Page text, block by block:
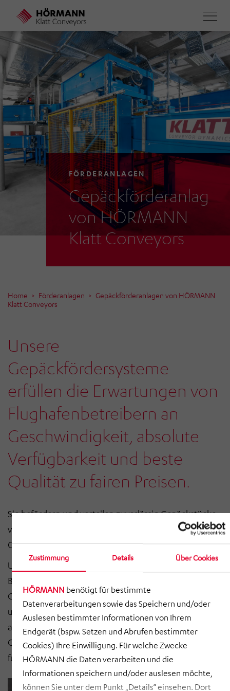
Zustimmung Details Über Cookies
HÖRMANN benötigt für bestimmte
Datenverarbeitungen sowie das Speichern und/oder
Auslesen bestimmter Informationen von Ihrem
Endgerät (bspw. Setzen und Abrufen bestimmter
Cookies) Ihre Einwilligung. Für welche Zwecke
HÖRMANN die Daten verarbeiten und die
Informationen speichern und/oder auslesen möchte,
können Sie unter dem Punkt „Details“ einsehen. Dort
Direkt
Inhalt
FÖRDERANLAGEN
Gepäckförderanlagen
von HÖRMANN
Klatt Conveyors
Home Förderanlagen
Gepäckförderanlagen von HÖRMANN
Klatt Conveyors
Unsere
Gepäckfördersysteme
erfüllen die Erwartungen von
Flughafenbetreibern an
Geschwindigkeit, absolute
Verfügbarkeit und beste
Qualität zu fairen Preisen.
Sie befördern und verteilen zuverlässig Gepäckstücke
vom Check-In bis zum Vorfeld und vom Vorfeld bis zur
Gepäckausgabe.
Unsere erfahrenen Projektteams entwickeln mit voller
Begeisterung Innovationen für die
Gepäckförderanlagen der Zukunft. Die Konstruktion
und Verarbeitung aus Stahl oder Edelstahl ist darauf
ausgelegt, langfristig – das heißt auch über den
Gewährleistungszeitraum hinaus – einwandfrei zu
funktionieren.